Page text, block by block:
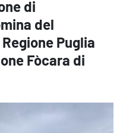
di
del
Puglia
Fòcara di